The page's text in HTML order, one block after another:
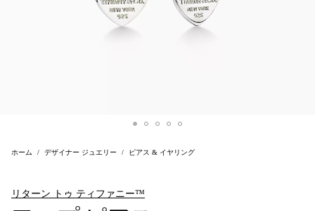
ホーム デザイナー ジュエリー ピアス & イヤリング
リターン トゥ ティファニー™